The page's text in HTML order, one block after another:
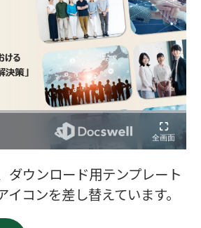
ウンロード用テンプレート
コンを差し替えています。